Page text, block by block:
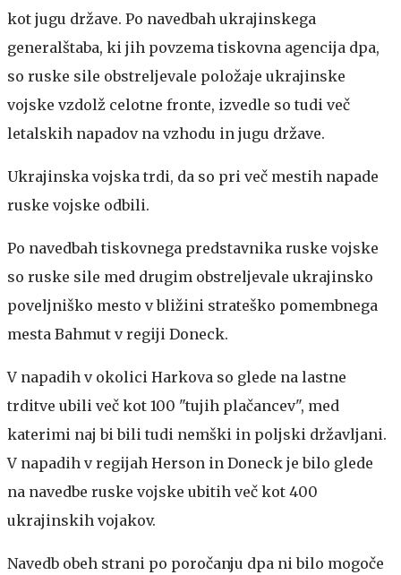
kot jugu države. Po navedbah ukrajinskega
generalštaba, ki jih povzema tiskovna agencija dpa,
so ruske sile obstreljevale položaje ukrajinske
vojske vzdolž celotne fronte, izvedle so tudi več
letalskih napadov na vzhodu in jugu države.
Ukrajinska vojska trdi, da so pri več mestih napade
ruske vojske odbili.
Po navedbah tiskovnega predstavnika ruske vojske
so ruske sile med drugim obstreljevale ukrajinsko
poveljniško mesto v bližini strateško pomembnega
mesta Bahmut v regiji Doneck.
V napadih v okolici Harkova so glede na lastne
trditve ubili več kot 100 "tujih plačancev", med
katerimi naj bi bili tudi nemški in poljski državljani.
V napadih v regijah Herson in Doneck je bilo glede
na navedbe ruske vojske ubitih več kot 400
ukrajinskih vojakov.
Navedb obeh strani po poročanju dpa ni bilo mogoče